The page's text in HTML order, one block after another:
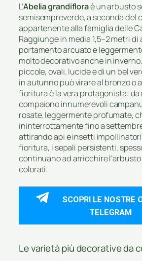
L’Abelia grandifloraè un arbusto
semisempreverde, a seconda del
appartenente alla famiglia delle
Raggiunge in media 1,5–2 metri di
portamento arcuato e
molto decorativo anche in
piccole, ovali, lucide e di un bel
in autunno può virare al bronzo o
fioritura è la vera protagonista: da
compaiono innumerevoli
rosate, leggermente profumate,
ininterrottamente fino a
attirando api e insetti
fioritura, i sepali persistenti,
continuano ad arricchire
colorati.
SCOPRI LE NOSTRE
TELEGRAM
Le varietà più decorative da